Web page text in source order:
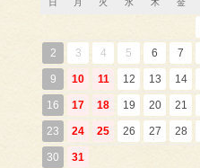
日 月 火 水 木 金
2 3 4 5 6 7
9 10 11 12 13 14
16 17 18 19 20 21
23 24 25 26 27 28
30 31